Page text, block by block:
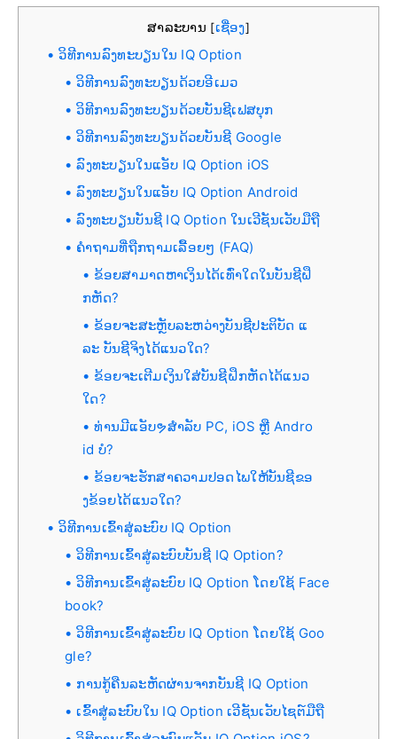
ສາລະບານ [ເຊື່ອງ]
ວິທີການລົງທະບຽນໃນ IQ Option
ວິທີການລົງທະບຽນດ້ວຍອີເມວ
ວິທີການລົງທະບຽນດ້ວຍບັນຊີເຟສບຸກ
ວິທີການລົງທະບຽນດ້ວຍບັນຊີ Google
ລົງທະບຽນໃນແອັບ IQ Option iOS
ລົງທະບຽນໃນແອັບ IQ Option Android
ລົງທະບຽນບັນຊີ IQ Option ໃນເວີຊັນເວັບມືຖື
ຄຳຖາມທີ່ຖືກຖາມເລື້ອຍໆ (FAQ)
ຂ້ອຍສາມາດຫາເງິນໄດ້ເທົ່າໃດໃນບັນຊີຝຶ
ກຫັດ?
ຂ້ອຍຈະສະຫຼັບລະຫວ່າງບັນຊີປະຕິບັດ ແ
ລະ ບັນຊີຈິງໄດ້ແນວໃດ?
ຂ້ອຍຈະເຕີມເງິນໃສ່ບັນຊີຝຶກຫັດໄດ້ແນວ
ໃດ?
ທ່ານມີແອັບຯສໍາລັບ PC, iOS ຫຼື Andro
id ບໍ?
ຂ້ອຍຈະຮັກສາຄວາມປອດໄພໃຫ້ບັນຊີຂອ
ງຂ້ອຍໄດ້ແນວໃດ?
ວິທີການເຂົ້າສູ່ລະບົບ IQ Option
ວິທີການເຂົ້າສູ່ລະບົບບັນຊີ IQ Option?
ວິທີການເຂົ້າສູ່ລະບົບ IQ Option ໂດຍໃຊ້ Face
book?
ວິທີການເຂົ້າສູ່ລະບົບ IQ Option ໂດຍໃຊ້ Goo
gle?
ການກູ້ຄືນລະຫັດຜ່ານຈາກບັນຊີ IQ Option
ເຂົ້າສູ່ລະບົບໃນ IQ Option ເວີຊັນເວັບໄຊຕ໌ມືຖື